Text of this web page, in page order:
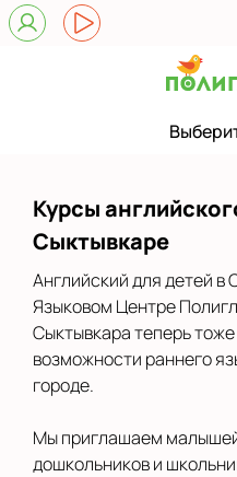
Показать
Выбрать
Курсы
Сыктывкаре
Английский для детей в
Языковом Центре
Сыктывкара теперь
возможности раннего
городе.
Мы приглашаем
дошкольников и